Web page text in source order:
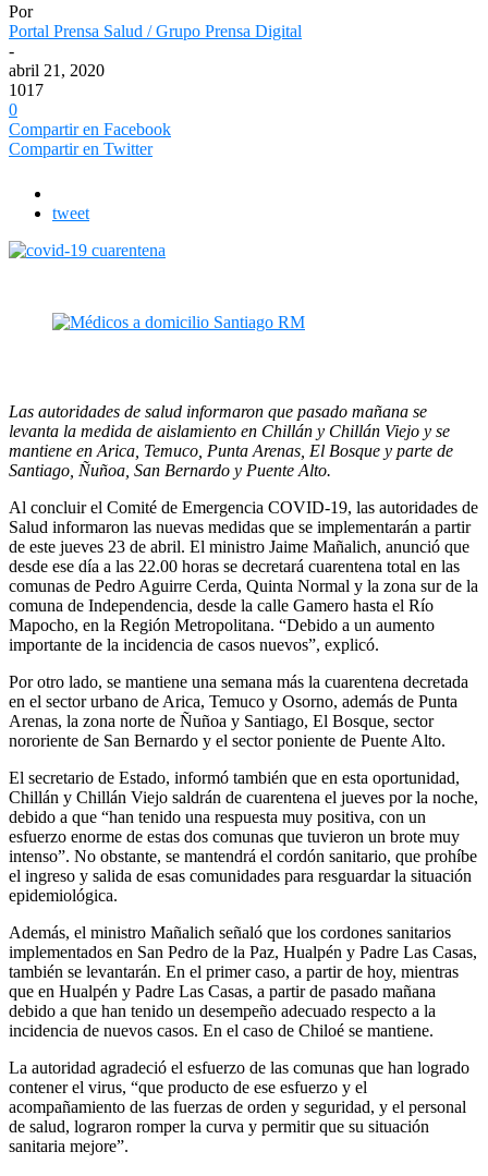
Por
Portal Prensa Salud / Grupo Prensa Digital
-
abril 21, 2020
1017
0
Compartir en Facebook
Compartir en Twitter
tweet
Las autoridades de salud informaron que pasado mañana se
levanta la medida de aislamiento en Chillán y Chillán Viejo y se
mantiene en Arica, Temuco, Punta Arenas, El Bosque y parte de
Santiago, Ñuñoa, San Bernardo y Puente Alto.
Al concluir el Comité de Emergencia COVID-19, las autoridades de
Salud informaron las nuevas medidas que se implementarán a partir
de este jueves 23 de abril. El ministro Jaime Mañalich, anunció que
desde ese día a las 22.00 horas se decretará cuarentena total en las
comunas de Pedro Aguirre Cerda, Quinta Normal y la zona sur de la
comuna de Independencia, desde la calle Gamero hasta el Río
Mapocho, en la Región Metropolitana. “Debido a un aumento
importante de la incidencia de casos nuevos”, explicó.
Por otro lado, se mantiene una semana más la cuarentena decretada
en el sector urbano de Arica, Temuco y Osorno, además de Punta
Arenas, la zona norte de Ñuñoa y Santiago, El Bosque, sector
nororiente de San Bernardo y el sector poniente de Puente Alto.
El secretario de Estado, informó también que en esta oportunidad,
Chillán y Chillán Viejo saldrán de cuarentena el jueves por la noche,
debido a que “han tenido una respuesta muy positiva, con un
esfuerzo enorme de estas dos comunas que tuvieron un brote muy
intenso”. No obstante, se mantendrá el cordón sanitario, que prohíbe
el ingreso y salida de esas comunidades para resguardar la situación
epidemiológica.
Además, el ministro Mañalich señaló que los cordones sanitarios
implementados en San Pedro de la Paz, Hualpén y Padre Las Casas,
también se levantarán. En el primer caso, a partir de hoy, mientras
que en Hualpén y Padre Las Casas, a partir de pasado mañana
debido a que han tenido un desempeño adecuado respecto a la
incidencia de nuevos casos. En el caso de Chiloé se mantiene.
La autoridad agradeció el esfuerzo de las comunas que han logrado
contener el virus, “que producto de ese esfuerzo y el
acompañamiento de las fuerzas de orden y seguridad, y el personal
de salud, lograron romper la curva y permitir que su situación
sanitaria mejore”.